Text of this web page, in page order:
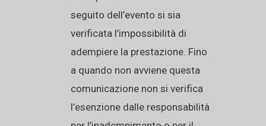
seguito dell’evento si sia
verificata l’impossibilità di
adempiere la prestazione. Fino
a quando non avviene questa
comunicazione non si verifica
l’esenzione dalle responsabilità